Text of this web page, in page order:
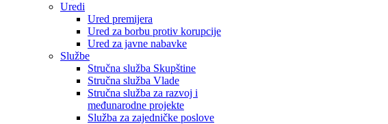
Uredi
Ured premijera
Ured za borbu protiv korupcije
Ured za javne nabavke
Službe
Stručna služba Skupštine
Stručna služba Vlade
Stručna služba za razvoj i
međunarodne projekte
Služba za zajedničke poslove